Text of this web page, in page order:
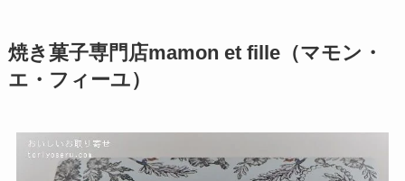
焼き菓子専門店mamon et fille（マモン・
エ・フィーユ）